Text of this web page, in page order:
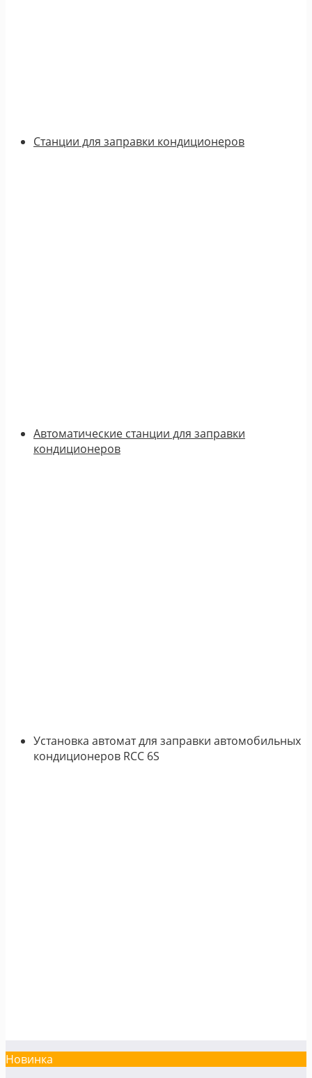
Станции для заправки кондиционеров
Автоматические станции для заправки
кондиционеров
Установка автомат для заправки автомобильных
кондиционеров RCC 6S
Новинка